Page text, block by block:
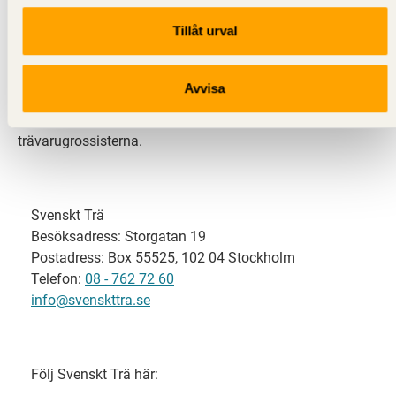
Tillåt urval
Avvisa
Svenskt Trä representerar svensk sågverksindustri
och är en del av branschorganisationen
svensk limträ-, KL-trä- och förpackningsindustri samt
trävarugrossisterna.
Svenskt Trä
Besöksadress: Storgatan 19
Postadress: Box 55525, 102 04 Stockholm
Telefon: 08 - 762 72 60
info@svenskttra.se
Följ Svenskt Trä här: